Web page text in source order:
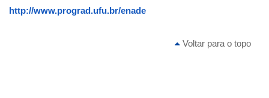
http://www.prograd.ufu.br/enade
Voltar para o topo